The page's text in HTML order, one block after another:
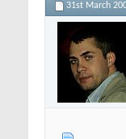
31st March